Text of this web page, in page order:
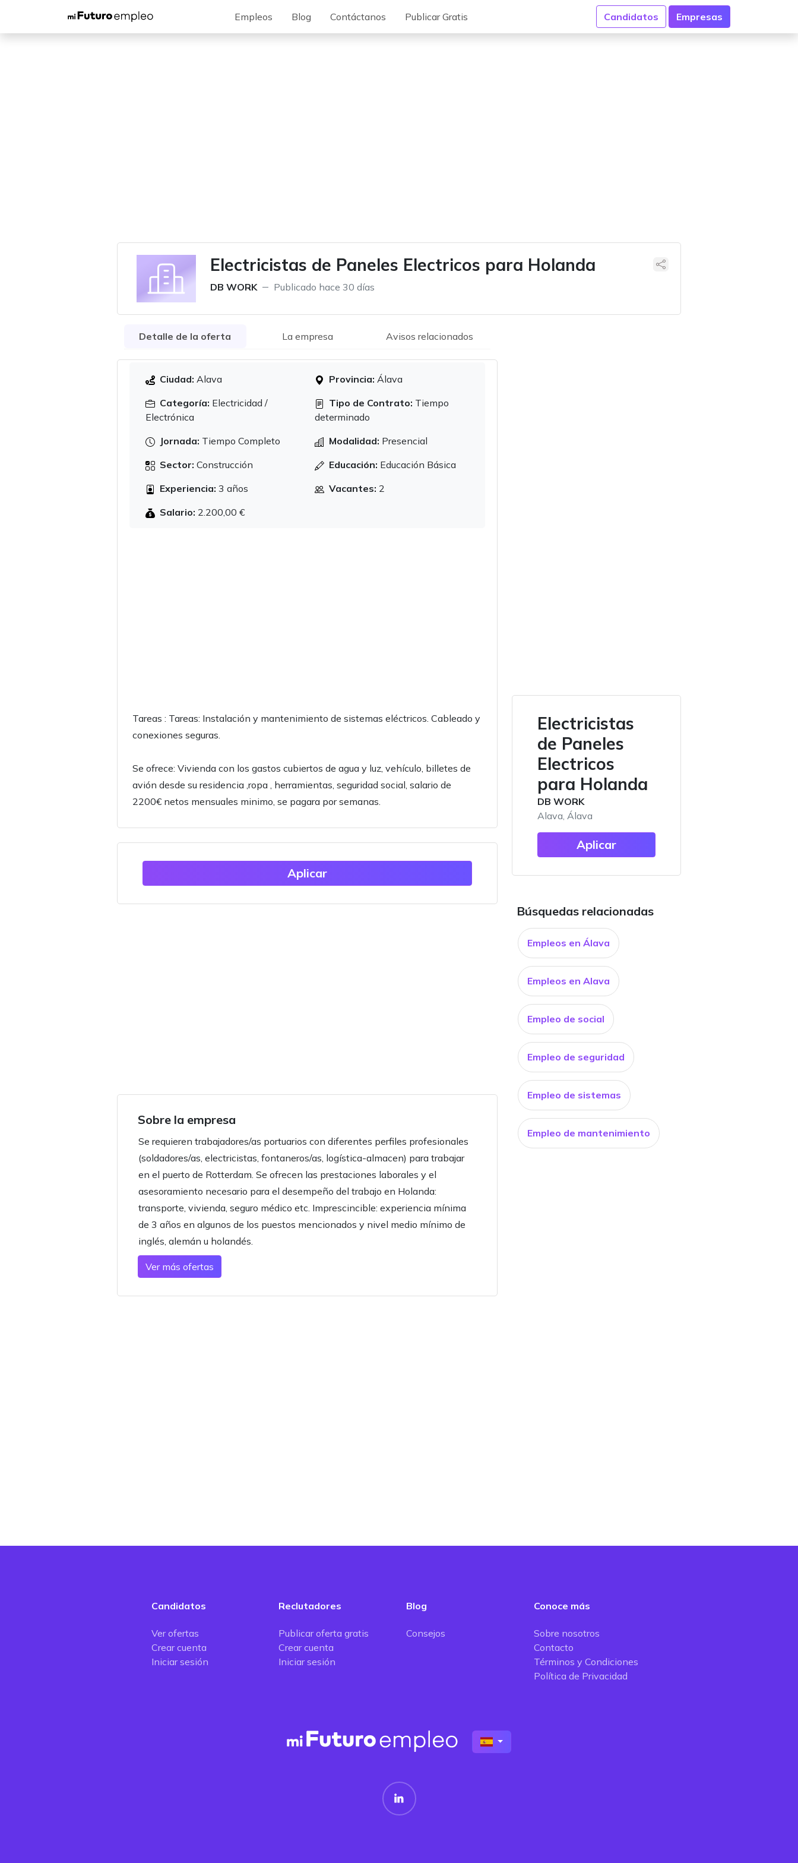
Empleos Blog Contáctanos Publicar Gratis Candidatos Empresas
Electricistas de Paneles Electricos para Holanda
DB WORK Publicado hace 30 días
Detalle de la oferta La empresa Avisos relacionados
Ciudad: Alava Provincia: Álava
Categoría: Electricidad /
Electrónica
Tipo de Contrato: Tiempo
determinado
Jornada: Tiempo Completo Modalidad: Presencial
Sector: Construcción Educación: Educación Básica
Experiencia: 3 años Vacantes: 2
Salario: 2.200,00 €
Tareas : Tareas: Instalación y mantenimiento de sistemas eléctricos. Cableado y
conexiones seguras.
Se ofrece: Vivienda con los gastos cubiertos de agua y luz, vehículo, billetes de
avión desde su residencia ,ropa , herramientas, seguridad social, salario de
2200€ netos mensuales minimo, se pagara por semanas.
Aplicar
Sobre la empresa
Se requieren trabajadores/as portuarios con diferentes perfiles profesionales
(soldadores/as, electricistas, fontaneros/as, logística-almacen) para trabajar
en el puerto de Rotterdam. Se ofrecen las prestaciones laborales y el
asesoramiento necesario para el desempeño del trabajo en Holanda:
transporte, vivienda, seguro médico etc. Imprescincible: experiencia mínima
de 3 años en algunos de los puestos mencionados y nivel medio mínimo de
inglés, alemán u holandés.
Ver más ofertas
Electricistas
de Paneles
Electricos
para Holanda
DB WORK
Alava, Álava
Aplicar
Búsquedas relacionadas
Empleos en Álava
Empleos en Alava
Empleo de social
Empleo de seguridad
Empleo de sistemas
Empleo de mantenimiento
Candidatos
Ver ofertas
Crear cuenta
Iniciar sesión
Reclutadores
Publicar oferta gratis
Crear cuenta
Iniciar sesión
Blog
Consejos
Conoce más
Sobre nosotros
Contacto
Términos y Condiciones
Política de Privacidad